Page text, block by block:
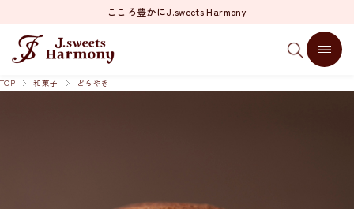
こころ豊かにJ.sweets Harmony
TOP 和菓子 どらやき